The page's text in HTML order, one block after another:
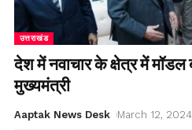
उत्तराखंड
देश में नवाचार के क्षेत्र में
मुख्यमंत्री
Aaptak News Desk March 12, 2024